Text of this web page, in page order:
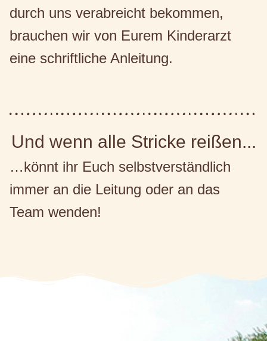
durch uns verabreicht bekommen,
brauchen wir von Eurem Kinderarzt
eine schriftliche Anleitung.
Und wenn alle Stricke reißen...
…könnt ihr Euch selbstverständlich
immer an die Leitung oder an das
Team wenden!